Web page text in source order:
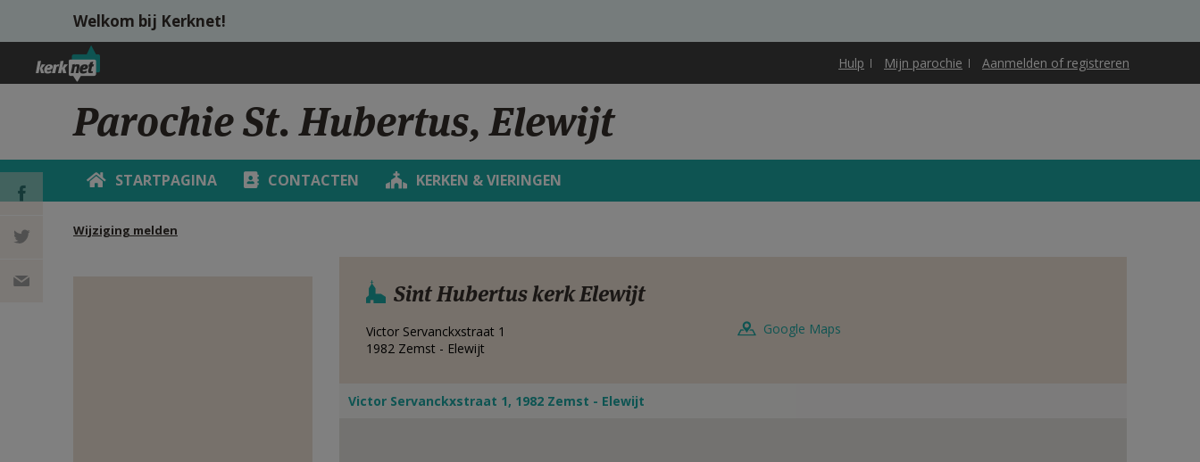
Overslaan en naar de inhoud gaan
Welkom bij Kerknet!
Hulp Mijn parochie Aanmelden of registreren
Parochie St. Hubertus, Elewijt
STARTPAGINA CONTACTEN KERKEN & VIERINGEN
Wijziging melden
DEEL OP
FACEBOOK
DEEL OP Sint Hubertus kerk Elewijt
Victor Servanckxstraat 1
1982 Zemst - Elewijt
Google Maps
Victor Servanckxstraat 1, 1982 Zemst - Elewijt